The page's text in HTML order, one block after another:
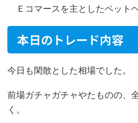
Ｅコマースを主としたペット
本日のトレード内容
今日も閑散とした相場でした。
前場ガチャガチャやたものの、
く。